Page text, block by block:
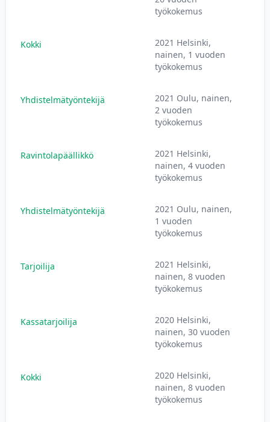
työkokemus
Kokki
2021 Helsinki,
nainen, 1 vuoden
työkokemus
Yhdistelmätyöntekijä
2021 Oulu, nainen,
2 vuoden
työkokemus
Ravintolapäällikkö
2021 Helsinki,
nainen, 4 vuoden
työkokemus
Yhdistelmätyöntekijä
2021 Oulu, nainen,
1 vuoden
työkokemus
Tarjoilija
2021 Helsinki,
nainen, 8 vuoden
työkokemus
Kassatarjoilija
2020 Helsinki,
nainen, 30 vuoden
työkokemus
Kokki
2020 Helsinki,
nainen, 8 vuoden
työkokemus